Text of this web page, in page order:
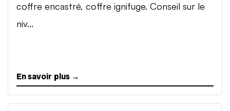
coffre encastré, coffre ignifuge. Conseil sur le
niv...
En savoir plus →